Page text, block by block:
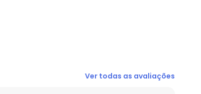
Ver todas as avaliações